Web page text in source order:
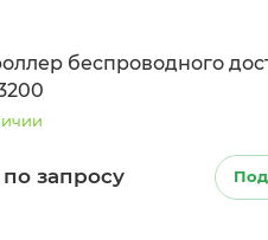
беспроводного
запросу